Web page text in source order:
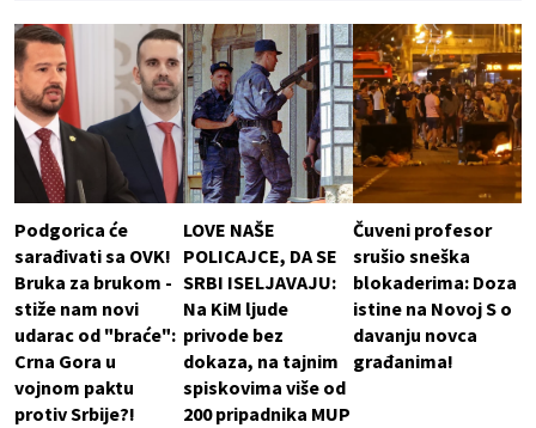
Podgorica će
sarađivati sa OVK!
Bruka za brukom -
stiže nam novi
udarac od "braće":
Crna Gora u
vojnom paktu
protiv Srbije?!
LOVE NAŠE
POLICAJCE, DA SE
SRBI ISELJAVAJU:
Na KiM ljude
privode bez
dokaza, na tajnim
spiskovima više od
200 pripadnika MUP
Čuveni profesor
srušio sneška
blokaderima: Doza
istine na Novoj S o
davanju novca
građanima!